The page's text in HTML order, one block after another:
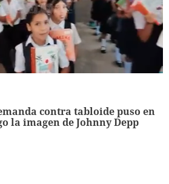
contra tabloide puso en
la imagen de Johnny Depp